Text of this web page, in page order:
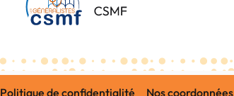
Politique de confidentialité Nos coordonnées